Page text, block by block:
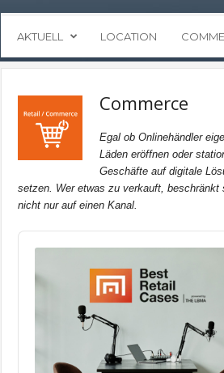
M
N
AKTUELL LOCATION
Commerce
Egal ob Onlinehändler
Läden eröffnen oder
Geschäfte auf digitale
setzen. Wer etwas zu verkauft, beschränkt
nicht nur auf einen Kanal.
Audio
Player